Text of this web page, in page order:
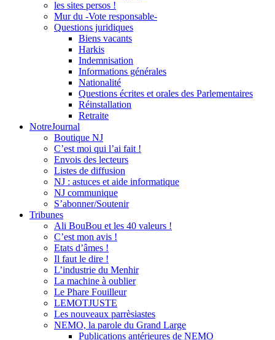
les sites persos !
Mur du -Vote responsable-
Questions juridiques
Biens vacants
Harkis
Indemnisation
Informations générales
Nationalité
Questions écrites et orales des Parlementaires
Réinstallation
Retraite
NotreJournal
Boutique NJ
C’est moi qui l’ai fait !
Envois des lecteurs
Listes de diffusion
NJ : astuces et aide informatique
NJ communique
S’abonner/Soutenir
Tribunes
Ali BouBou et les 40 valeurs !
C’est mon avis !
Etats d’âmes !
Il faut le dire !
L’industrie du Menhir
La machine à oublier
Le Phare Fouilleur
LEMOTJUSTE
Les nouveaux parrèsiastes
NEMO, la parole du Grand Large
Publications antérieures de NEMO